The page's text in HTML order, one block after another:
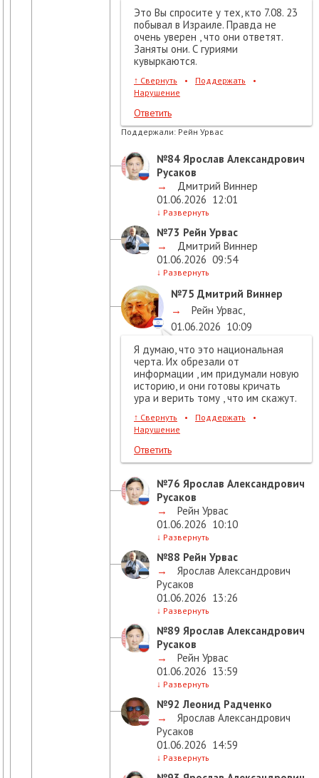
01.06.2026 11:53
Это Вы спросите у тех, кто 7.08. 23
побывал в Израиле. Правда не
очень уверен , что они ответят.
Заняты они. С гуриями
кувыркаются.
↑ Свернуть • Поддержать
•
Нарушение
Ответить
Поддержали: Рейн Урвас
№84 Ярослав Александрович
Русаков
→
Дмитрий Виннер
01.06.2026 12:01
↓ Развернуть
№73 Рейн Урвас
→
Дмитрий Виннер
01.06.2026 09:54
↓ Развернуть
№75 Дмитрий Виннер
→
Рейн Урвас,
01.06.2026 10:09
Я думаю, что это национальная
черта. Их обрезали от
информации , им придумали новую
историю, и они готовы кричать
ура и верить тому , что им скажут.
↑ Свернуть • Поддержать
•
Нарушение
Ответить
№76 Ярослав Александрович
Русаков
→
Рейн Урвас
01.06.2026 10:10
↓ Развернуть
№88 Рейн Урвас
→
Ярослав Александрович
Русаков
01.06.2026 13:26
↓ Развернуть
№89 Ярослав Александрович
Русаков
→
Рейн Урвас
01.06.2026 13:59
↓ Развернуть
№92 Леонид Радченко
→
Ярослав Александрович
Русаков
01.06.2026 14:59
↓ Развернуть